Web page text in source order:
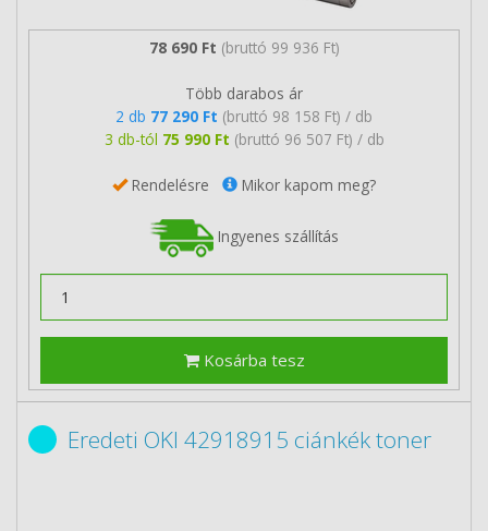
78 690 Ft (bruttó 99 936 Ft)
Több darabos ár
2 db 77 290 Ft (bruttó 98 158 Ft) / db
3 db-tól 75 990 Ft (bruttó 96 507 Ft) / db
Rendelésre Mikor kapom meg?
Ingyenes szállítás
Kosárba tesz
Eredeti OKI 42918915 ciánkék toner